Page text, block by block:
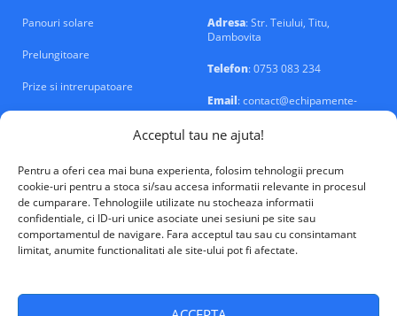
Acceptul tau ne ajuta!
Pentru a oferi cea mai buna experienta, folosim tehnologii precum
cookie-uri pentru a stoca si/sau accesa informatii relevante in procesul
de cumparare. Tehnologiile utilizate nu stocheaza informatii
confidentiale, ci ID-uri unice asociate unei sesiuni pe site sau
comportamentul de navigare. Fara acceptul tau sau cu consintamant
limitat, anumite functionalitati ale site-ului pot fi afectate.
Panouri solare
Prelungitoare
Prize si intrerupatoare
Adresa: Str. Teiului, Titu,
Dambovita
Telefon: 0753 083 234
Email: contact@echipamente-
electrice.ro
VALM Electrical Solutions © 2026